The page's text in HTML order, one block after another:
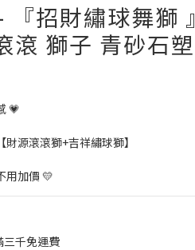
招財繡球舞獅 』
滾 獅子 青砂石塑
💗
源滾滾獅+吉祥繡球獅】
用加價 💛
三千免運費